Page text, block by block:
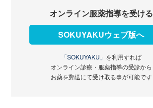
オンライン服薬指導を受ける
SOKUYAKUウェブ版へ
「SOKUYAKU」 を利用すれば
オンライン診療・服薬指導の受診から
お薬を郵送にて受け取る事が可能です